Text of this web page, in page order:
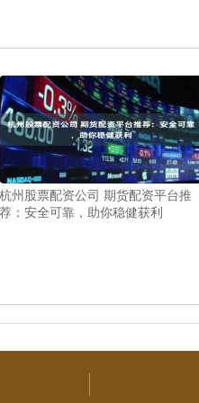
杭州股票配资公司 期货配资平台推
荐：安全可靠，助你稳健获利